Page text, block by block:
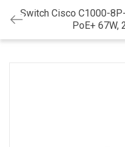
Switch Cisco C1000-
PoE+ 67W,